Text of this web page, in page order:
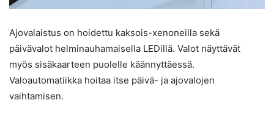
Ajovalaistus on hoidettu kaksois-xenoneilla sekä
päivävalot helminauhamaisella LEDillä. Valot näyttävät
myös sisäkaarteen puolelle käännyttäessä.
Valoautomatiikka hoitaa itse päivä- ja ajovalojen
vaihtamisen.